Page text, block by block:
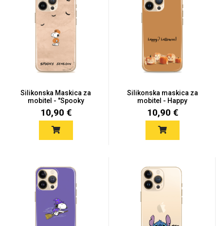
Silikonska Maskica za
mobitel - "Spooky
Season...
10,90 €
Silikonska maskica za
mobitel - Happy
Hallowee...
10,90 €
Životinjsko carstvo
Svemirska kolekcija
maskice
Preklopne maskice